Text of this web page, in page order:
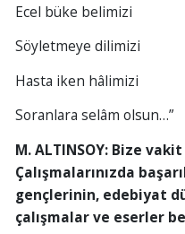
Ecel büke belimizi
Söyletmeye dilimizi
Hasta iken hâlimizi
Soranlara selâm olsun…”
M. ALTINSOY: Bize
Çalışmalarınızda
gençlerinin, edebiyat
çalışmalar ve eserler